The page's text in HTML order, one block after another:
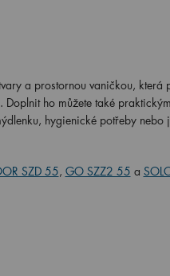
a prostornou vaničkou,
Doplnit ho můžete také praktickým
hygienické potřeby
SZD 55, GO SZZ2 55 a